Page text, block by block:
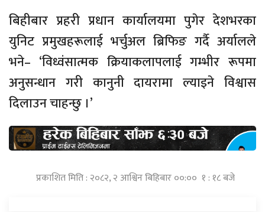
बिहीबार प्रहरी प्रधान कार्यालयमा पुगेर देशभरका
युनिट प्रमुखहरूलाई भर्चुअल ब्रिफिङ गर्दै अर्यालले
भने– ‘विध्वंसात्मक क्रियाकलापलाई गम्भीर रूपमा
अनुसन्धान गरी कानुनी दायरामा ल्याइने विश्वास
दिलाउन चाहन्छु ।’
प्रकाशित मिति : २०८२, २ आश्विन बिहिबार ००:०० १ : १८ बजे